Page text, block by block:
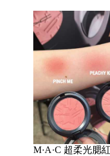
M·A·C 超柔光腮